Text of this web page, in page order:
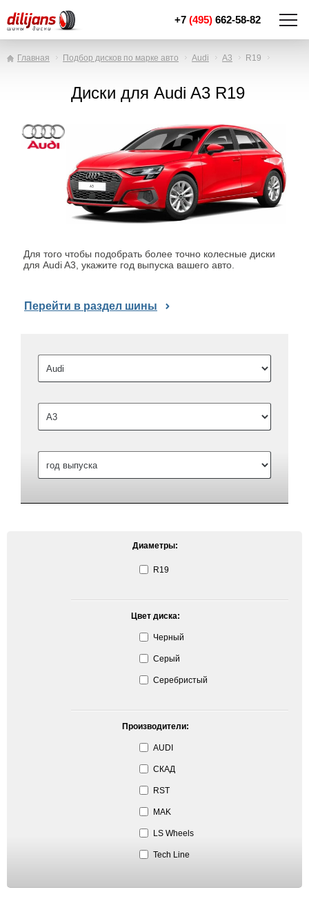
+7 (495) 662-58-82
Главная Подбор дисков по марке авто Audi A3 R19
Диски для Audi A3 R19
Для того чтобы подобрать более точно колесные диски
для Audi A3, укажите год выпуска вашего авто.
Перейти в раздел шины
Диаметры:
R19
Цвет диска:
Черный
Серый
Серебристый
Производители:
AUDI
СКАД
RST
MAK
LS Wheels
Tech Line